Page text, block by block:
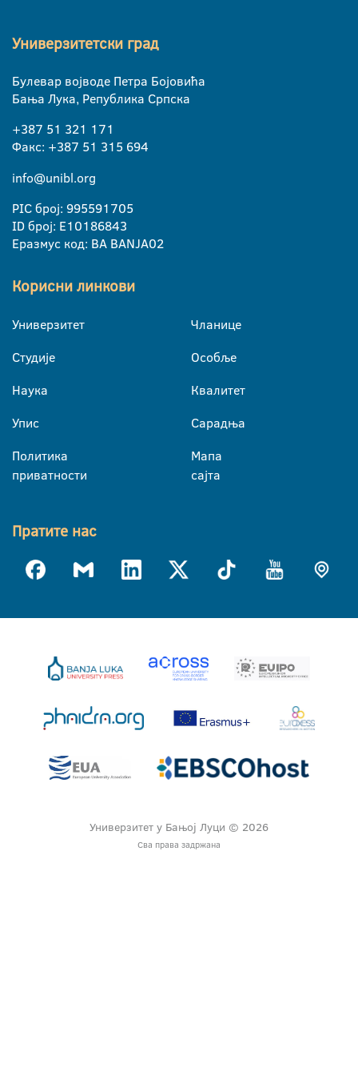
Универзитетски град
Булевар војводе Петра Бојовића
Бања Лука, Република Српска
+387 51 321 171
Факс: +387 51 315 694
info@unibl.org
PIC број: 995591705
ID број: E10186843
Еразмус код: BA BANJA02
Корисни линкови
Универзитет
Студије
Наука
Упис
Политика
приватности
Чланице
Особље
Квалитет
Сарадња
Мапа
сајта
Пратите нас
Универзитет у Бањој Луци © 2026
Сва права задржана